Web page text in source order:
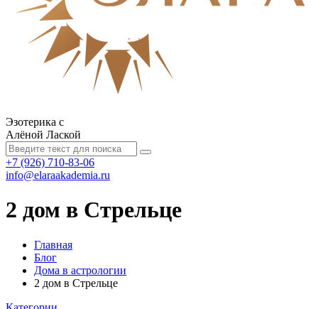
Эзотерика с
Алёной Лаской
+7 (926) 710-83-06
info@elaraakademia.ru
2 дом в Стрельце
Главная
Блог
Дома в астрологии
2 дом в Стрельце